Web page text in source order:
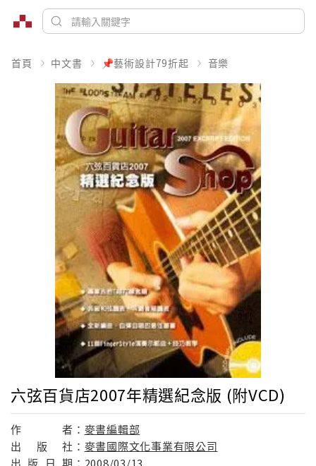
首頁 中文書 📌藝術設計79折起 音樂
六弦百貨店2007年精選紀念版 (附VCD)
作 者： 麥書編輯部
出
版 社： 麥書國際文化事業有限公司
出 版 日 期： 2008/03/13